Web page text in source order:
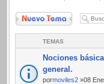
Nuevo Tema
TEMAS
Nociones
general.
pormoviles2 »08